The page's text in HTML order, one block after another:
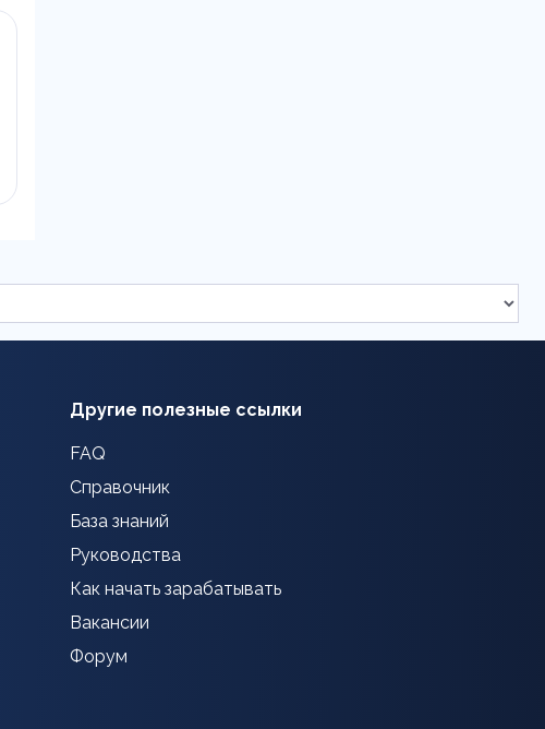
Другие полезные ссылки
FAQ
Справочник
База знаний
Руководства
Как начать зарабатывать
Вакансии
Форум